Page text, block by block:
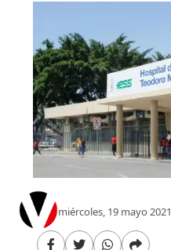
miércoles, 19 mayo